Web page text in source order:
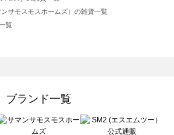
サモスモスホームズ）の雑貨一覧
覧
ツハルバイサマンサモスモス）の雑貨一覧
モスモス ブルー）の雑貨一覧
一覧
ラシック）の雑貨一覧
ブランド一覧